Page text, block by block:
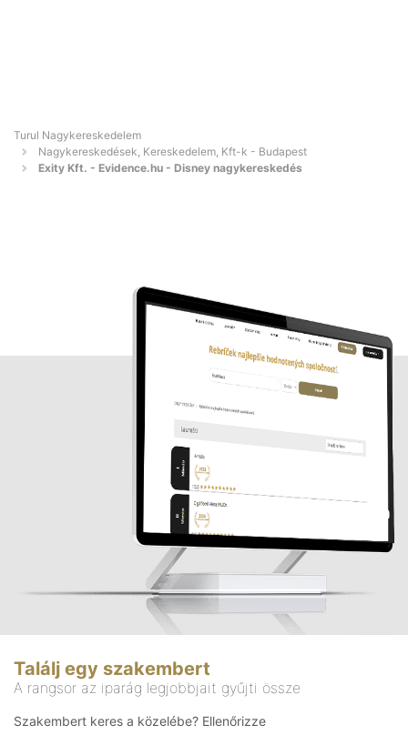
Turul Nagykereskedelem
Nagykereskedések, Kereskedelem, Kft-k - Budapest
Exity Kft. - Evidence.hu - Disney nagykereskedés
Találj egy szakembert
A rangsor az iparág legjobbjait gyűjti össze
Szakembert keres a közelébe? Ellenőrizze